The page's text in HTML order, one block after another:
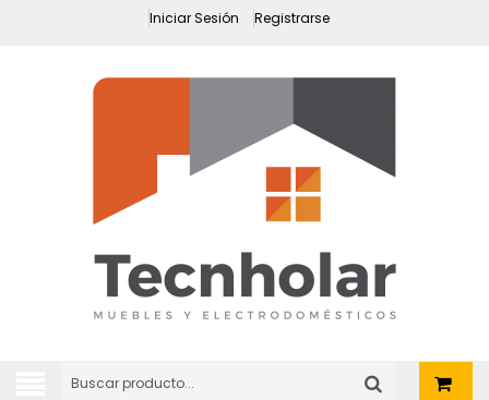
Iniciar Sesión Registrarse